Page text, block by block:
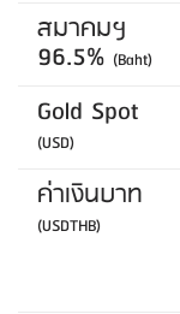
สมาคมฯ
96.5% (Baht)
Gold Spot
(USD)
ค่าเงินบาท
(USDTHB)